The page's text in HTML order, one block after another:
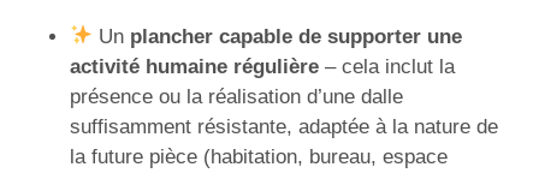
Un plancher capable de supporter une
activité humaine régulière – cela inclut la
présence ou la réalisation d’une dalle
suffisamment résistante, adaptée à la nature de
la future pièce (habitation, bureau, espace